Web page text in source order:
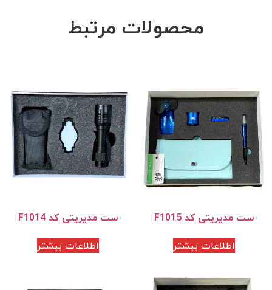
محصولات مرتبط
ست مدیریتی کد F1015
اطلاعات بیشتر
ست مدیریتی کد F1014
اطلاعات بیشتر